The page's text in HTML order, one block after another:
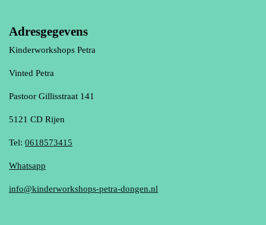
Adresgegevens
Kinderworkshops Petra
Vinted Petra
Pastoor Gillisstraat 141
5121 CD Rijen
Tel: 0618573415
Whatsapp
info@kinderworkshops-petra-dongen.nl